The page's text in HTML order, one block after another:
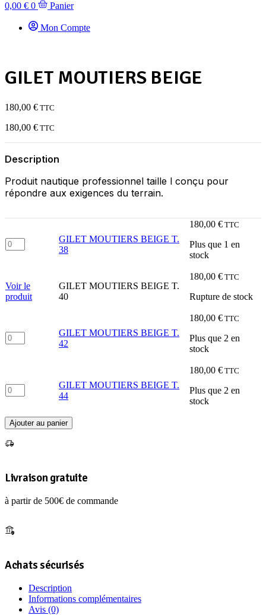
0,00 € 0 Panier
Mon Compte
GILET MOUTIERS BEIGE
180,00 € TTC
180,00 € TTC
Description
Produit nautique professionnel taille l conçu pour
répondre aux exigences du terrain.
quantité
de
BEIGE
T.
GILET MOUTIERS BEIGE T.
38
180,00 € TTC
Plus que 1 en
stock
Voir le
produit
GILET MOUTIERS BEIGE T.
40
180,00 € TTC
Rupture de stock
quantité
de
T.
GILET MOUTIERS BEIGE T.
42
180,00 € TTC
Plus que 2 en
stock
quantité
de
MOUTIERS
BEIGE
T.
GILET MOUTIERS BEIGE T.
44
180,00 € TTC
Plus que 2 en
stock
Ajouter au panier
Livraison gratuite
à partir de 500€ de commande
Achats sécurisés
Description
Informations complémentaires
Avis (0)